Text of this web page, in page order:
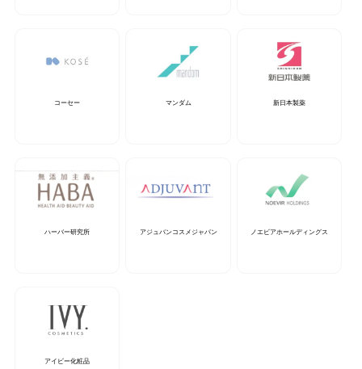
コーセー マンダム 新日本製薬
ハーバー研究所 アジュバンコスメジャパン ノエビアホールディングス
アイビー化粧品